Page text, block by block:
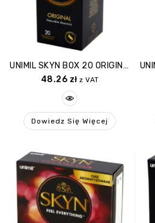
UNIMIL SKYN BOX 20 ORIGINAL
48.26 zł z VAT
Dowiedz Się Więcej